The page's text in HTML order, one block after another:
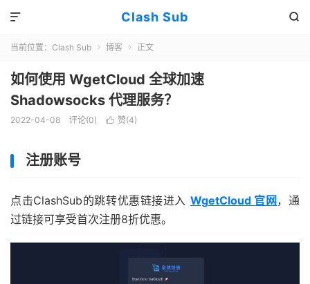
Clash Sub 

当前位置： Clash Sub  博客  正文
如何使用 WgetCloud 全球加速
Shadowsocks 代理服务？
2022-04-08 评论(0)  赞(4)
注册账号
点击ClashSub的跳转优惠链接进入 WgetCloud 官网 ，通
过链接可享受首次注册8折优惠。